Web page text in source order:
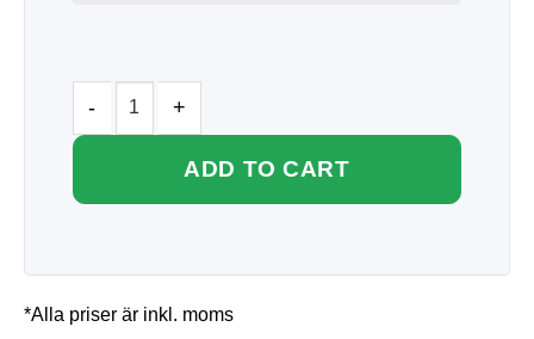
ADD TO CART
*Alla priser är inkl. moms